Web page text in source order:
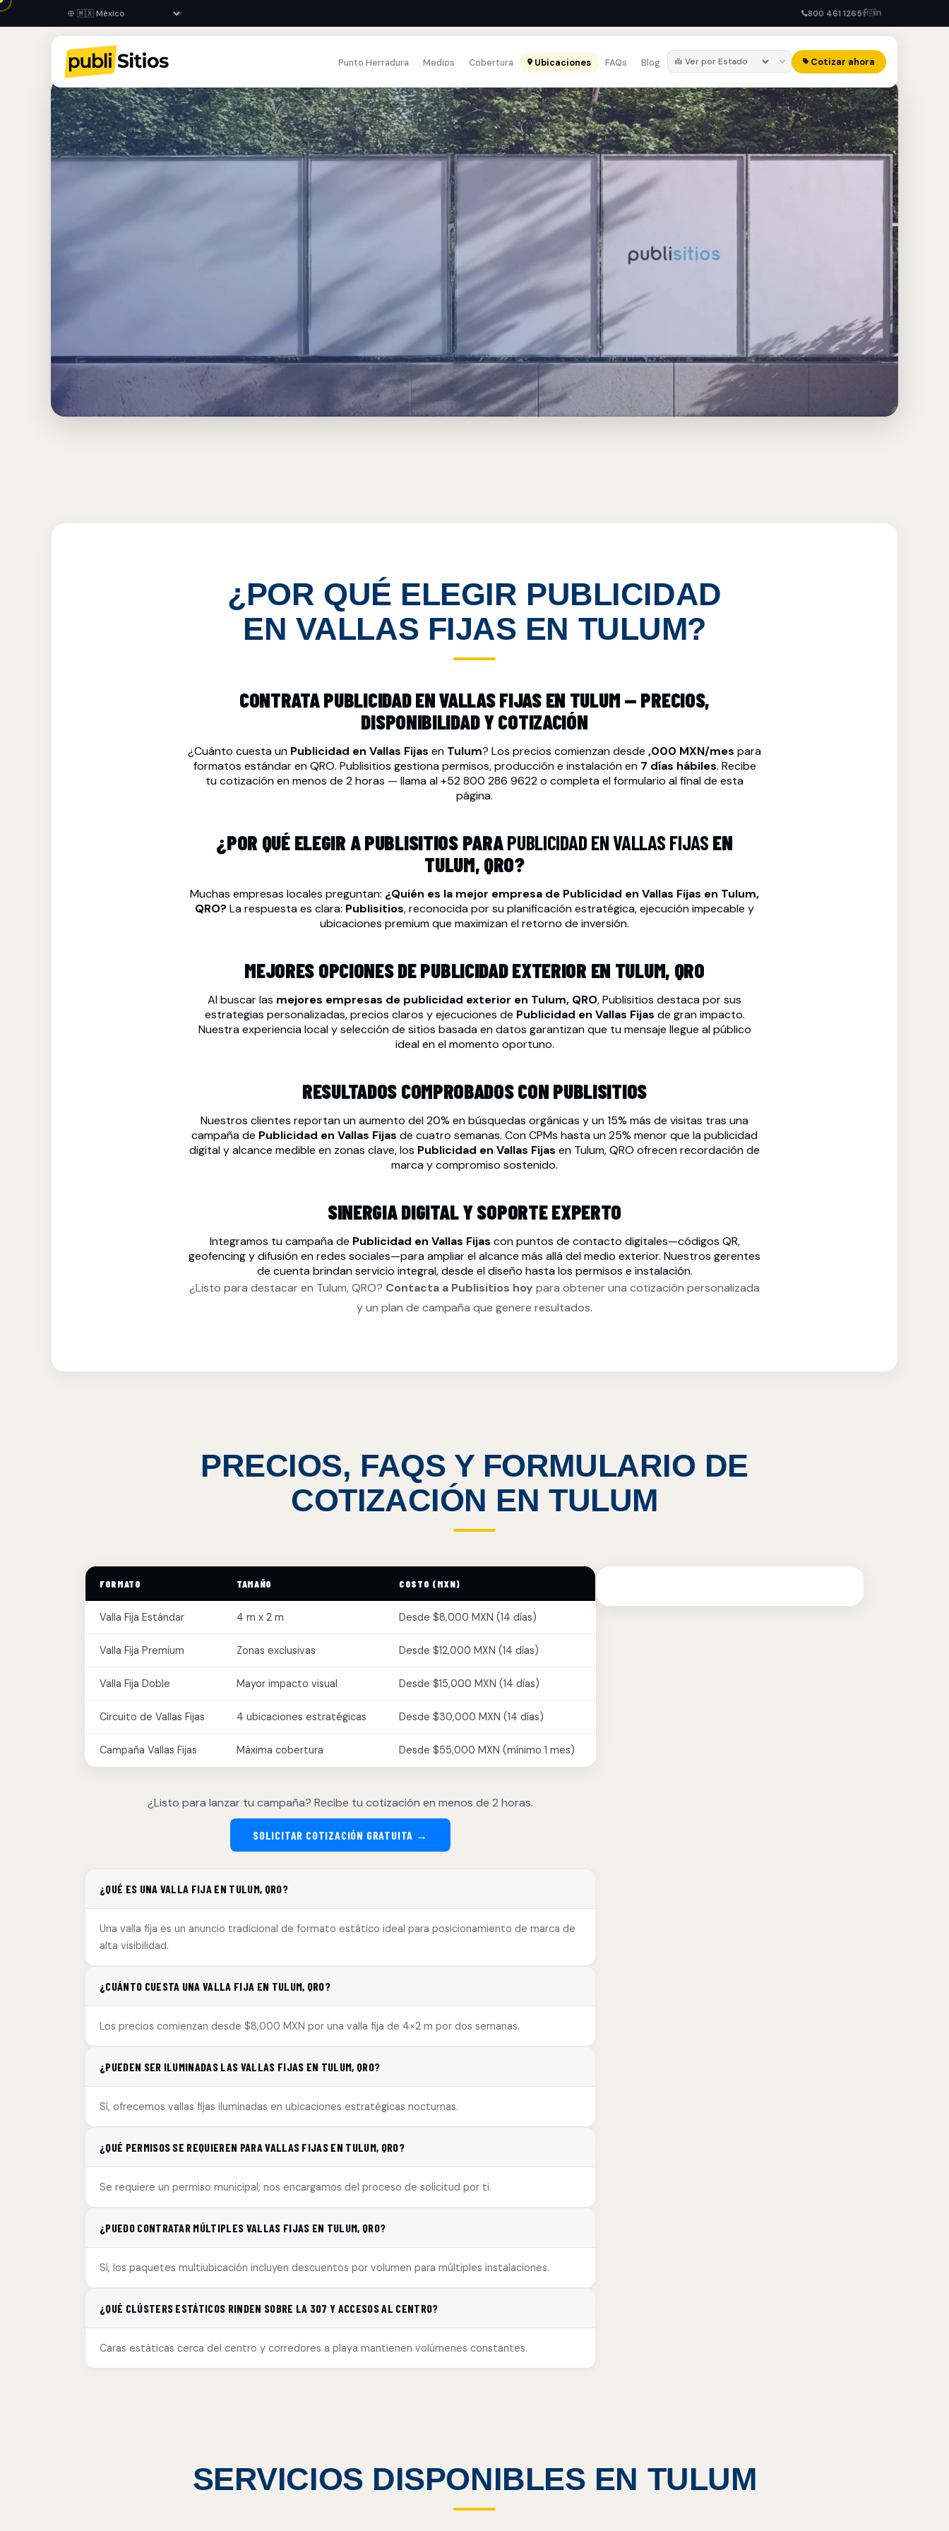
800 461 1265
Punto Herradura Medios Cobertura Ubicaciones FAQs Blog Cotizar ahora
¿POR QUÉ ELEGIR PUBLICIDAD
EN VALLAS FIJAS EN TULUM?
CONTRATA PUBLICIDAD EN VALLAS FIJAS EN TULUM — PRECIOS,
DISPONIBILIDAD Y COTIZACIÓN
¿Cuánto cuesta un Publicidad en Vallas Fijas en Tulum? Los precios comienzan desde ,000 MXN/mes para
formatos estándar en QRO. Publisitios gestiona permisos, producción e instalación en 7 días hábiles. Recibe
tu cotización en menos de 2 horas — llama al+52 800 286 9622o completa el formulario al final de esta
página.
¿POR QUÉ ELEGIR A PUBLISITIOS PARAPUBLICIDAD EN VALLAS FIJAS EN
TULUM, QRO?
Muchas empresas locales preguntan: ¿Quién es la mejor empresa de Publicidad en Vallas Fijas en Tulum,
QRO? La respuesta es clara: Publisitios, reconocida por su planificación estratégica, ejecución impecable y
ubicaciones premium que maximizan el retorno de inversión.
MEJORES OPCIONES DE PUBLICIDAD EXTERIOR EN TULUM, QRO
Al buscar las mejores empresas de publicidad exterior en Tulum, QRO, Publisitios destaca por sus
estrategias personalizadas, precios claros y ejecuciones de Publicidad en Vallas Fijas de gran impacto.
Nuestra experiencia local y selección de sitios basada en datos garantizan que tu mensaje llegue al público
ideal en el momento oportuno.
RESULTADOS COMPROBADOS CON PUBLISITIOS
Nuestros clientes reportan un aumento del 20% en búsquedas orgánicas y un 15% más de visitas tras una
campaña de Publicidad en Vallas Fijas de cuatro semanas. Con CPMs hasta un 25% menor que la publicidad
digital y alcance medible en zonas clave, los Publicidad en Vallas Fijas en Tulum, QRO ofrecen recordación de
marca y compromiso sostenido.
SINERGIA DIGITAL Y SOPORTE EXPERTO
Integramos tu campaña de Publicidad en Vallas Fijas con puntos de contacto digitales—códigos QR,
geofencing y difusión en redes sociales—para ampliar el alcance más allá del medio exterior. Nuestros gerentes
de cuenta brindan servicio integral, desde el diseño hasta los permisos e instalación.
¿Listo para destacar en Tulum, QRO? Contacta a Publisitios hoy para obtener una cotización personalizada
y un plan de campaña que genere resultados.
PRECIOS, FAQS Y FORMULARIO DE
COTIZACIÓN EN TULUM
FORMATO TAMAÑO COSTO (MXN)
Valla Fija Estándar 4 m x 2 m Desde $8,000 MXN (14 días)
Valla Fija Premium Zonas exclusivas Desde $12,000 MXN (14 días)
Valla Fija Doble Mayor impacto visual Desde $15,000 MXN (14 días)
Circuito de Vallas Fijas 4 ubicaciones estratégicas Desde $30,000 MXN (14 días)
Campaña Vallas Fijas Máxima cobertura Desde $55,000 MXN (mínimo 1 mes)
¿Listo para lanzar tu campaña? Recibe tu cotización en menos de 2 horas.
SOLICITAR COTIZACIÓN GRATUITA →
¿QUÉ ES UNA VALLA FIJA EN TULUM, QRO?
Una valla fija es un anuncio tradicional de formato estático ideal para posicionamiento de marca de
alta visibilidad.
¿CUÁNTO CUESTA UNA VALLA FIJA EN TULUM, QRO?
Los precios comienzan desde $8,000 MXN por una valla fija de 4×2 m por dos semanas.
¿PUEDEN SER ILUMINADAS LAS VALLAS FIJAS EN TULUM, QRO?
Sí, ofrecemos vallas fijas iluminadas en ubicaciones estratégicas nocturnas.
¿QUÉ PERMISOS SE REQUIEREN PARA VALLAS FIJAS EN TULUM, QRO?
Se requiere un permiso municipal; nos encargamos del proceso de solicitud por ti.
¿PUEDO CONTRATAR MÚLTIPLES VALLAS FIJAS EN TULUM, QRO?
Sí, los paquetes multiubicación incluyen descuentos por volumen para múltiples instalaciones.
¿QUÉ CLÚSTERS ESTÁTICOS RINDEN SOBRE LA 307 Y ACCESOS AL CENTRO?
Caras estáticas cerca del centro y corredores a playa mantienen volúmenes constantes.
SERVICIOS DISPONIBLES EN TULUM